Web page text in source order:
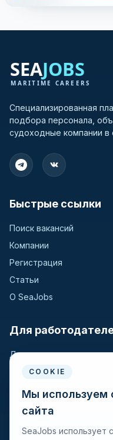
Специализированная
подбора персонала,
судоходные компании
Быстрые ссылки
Поиск вакансий
Компании
Регистрация
Статьи
О SeaJobs
Для
Для крюинговых
Разместить вакансию
Поиск кандидатов
COOKIE
Мы используем
сайта
SeaJobs использует